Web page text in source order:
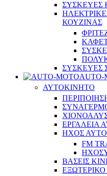
ΣΥΣΚΕΥΕΣ
ΚΟΥΖΙΝΑΣ
ΣΥΣΚΕΥΕΣ
AUTO-
ΑΥΤΟΚΙΝΗΤΟ
ΕΡΓΑΛΕΙΑ
ΗΧΟΣ
FM
ΒΑΣΕΙΣ